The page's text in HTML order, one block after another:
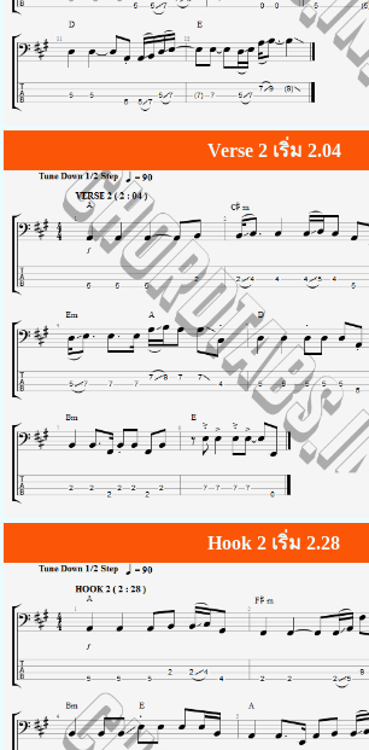
Verse 2 เริ่ม 2.04
Hook 2 เริ่ม 2.28